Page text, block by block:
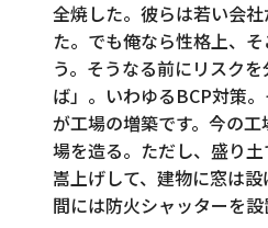
全焼した。彼らは若い会
た。でも俺なら性格上、
う。そうなる前にリスク
ば」。いわゆるBCP対策
が工場の増築です。今の
場を造る。ただし、盛り
嵩上げして、建物に窓は
間には防火シャッターを設